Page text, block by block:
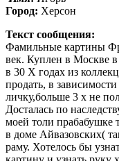
Город: Херсон
Текст сообщения:
Фамильные картины
век. Куплен в Москве
в 30 Х годах из
продать, в
личку,больше 3 х не
Досталась по
моей толи прабабушке
в доме Айвазовских(
раму. Хотелось бы